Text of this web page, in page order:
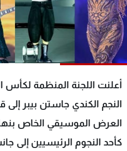
النجم الكندي جاستن بيبر
العرض الموسيقي الخاص
كأحد النجوم الرئيسيين إلى
كأس العالم
البرامج
جدول البرامج
شاهد البرامج
عن MTV
الإنـتـاج
لاعلاناتكم
وظائف
شروط